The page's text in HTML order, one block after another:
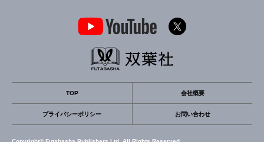
TOP 会社概要
プライバシーポリシー お問い合わせ